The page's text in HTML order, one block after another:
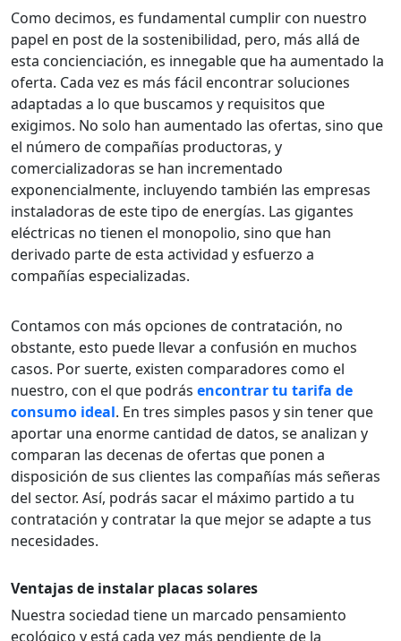
Como decimos, es fundamental cumplir con nuestro
papel en post de la sostenibilidad, pero, más allá de
esta concienciación, es innegable que ha aumentado la
oferta. Cada vez es más fácil encontrar soluciones
adaptadas a lo que buscamos y requisitos que
exigimos. No solo han aumentado las ofertas, sino que
el número de compañías productoras, y
comercializadoras se han incrementado
exponencialmente, incluyendo también las empresas
instaladoras de este tipo de energías. Las gigantes
eléctricas no tienen el monopolio, sino que han
derivado parte de esta actividad y esfuerzo a
compañías especializadas.
Contamos con más opciones de contratación, no
obstante, esto puede llevar a confusión en muchos
casos. Por suerte, existen comparadores como el
nuestro, con el que podrás encontrar tu tarifa de
consumo ideal. En tres simples pasos y sin tener que
aportar una enorme cantidad de datos, se analizan y
comparan las decenas de ofertas que ponen a
disposición de sus clientes las compañías más señeras
del sector. Así, podrás sacar el máximo partido a tu
contratación y contratar la que mejor se adapte a tus
necesidades.
Ventajas de instalar placas solares
Nuestra sociedad tiene un marcado pensamiento
ecológico y está cada vez más pendiente de la